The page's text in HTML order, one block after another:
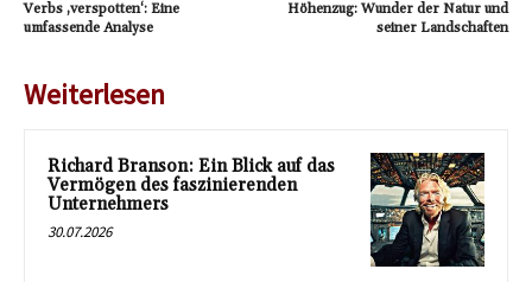
Verbs ‚verspotten‘: Eine
umfassende Analyse
Höhenzug: Wunder der Natur und
seiner Landschaften
Weiterlesen
Richard Branson: Ein Blick auf das
Vermögen des faszinierenden
Unternehmers
30.07.2026